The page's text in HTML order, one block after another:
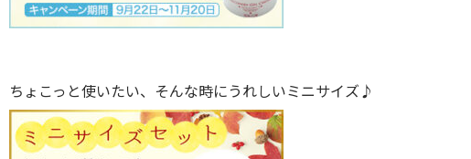
ちょこっと使いたい、そんな時にうれしいミニサイズ♪